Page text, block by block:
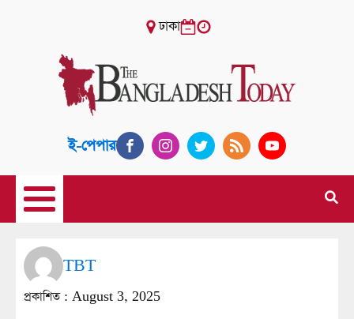
ঢাকা
ই-পেপার
TBT
প্রকাশিত : August 3, 2025